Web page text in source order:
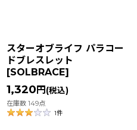
スターオブライフ パラコー
ドブレスレット
[SOLBRACE]
1,320 円 (税込)
在庫数 149点
1件